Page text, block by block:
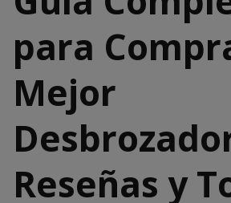
para
Mejor
Reseñas y